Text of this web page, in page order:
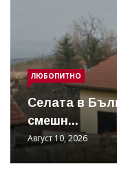
ЛЮБОПИТНО
Cелата в
смешн...
Август 10, 2026